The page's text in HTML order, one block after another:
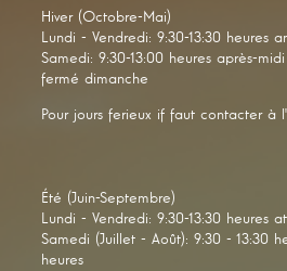
Hiver (Octobre-Mai)
Lundi - Vendredi: 9:30-13:30 heures
Samedi: 9:30-13:00 heures après-
fermé dimanche
Pour jours ferieux if faut contacter à
Été (Juin-Septembre)
Lundi - Vendredi: 9:30-13:30 heures
Samedi (Juillet - Août): 9:30 - 13:30
heures